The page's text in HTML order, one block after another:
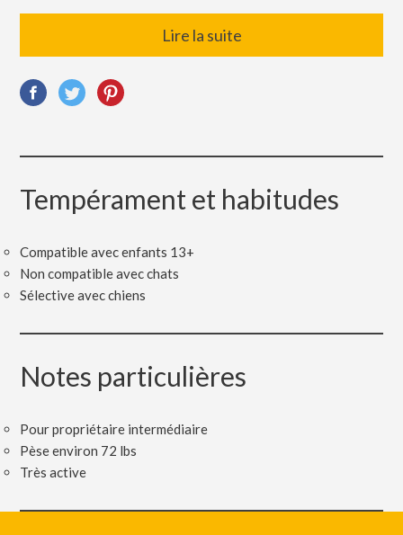
Lire la suite
Tempérament et habitudes
Compatible avec enfants 13+
Non compatible avec chats
Sélective avec chiens
Notes particulières
Pour propriétaire intermédiaire
Pèse environ 72 lbs
Très active